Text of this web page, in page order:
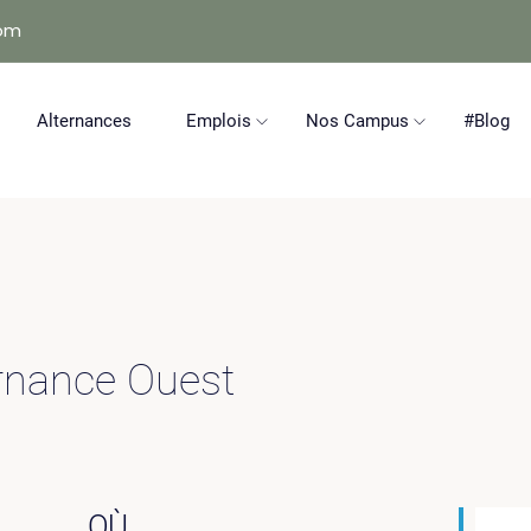
Alternances Emplois Nos Campus #Blog
Ouest